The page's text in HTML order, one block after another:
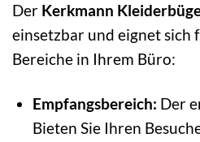
Der Kerkmann
einsetzbar und eignet sich
Bereiche in Ihrem Büro:
Empfangsbereich: Der
Bieten Sie Ihren